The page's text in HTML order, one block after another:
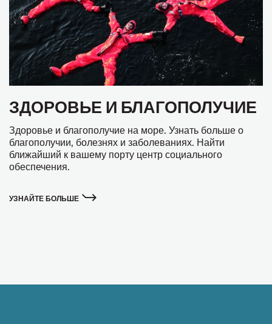
ЗДОРОВЬЕ И БЛАГОПОЛУЧИЕ
Здоровье и благополучие на море. Узнать больше о
благополучии, болезнях и заболеваниях. Найти
ближайший к вашему порту центр социального
обеспечения.
УЗНАЙТЕ БОЛЬШЕ